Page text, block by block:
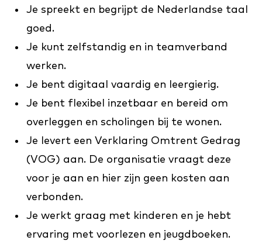
Je spreekt en begrijpt de Nederlandse taal
goed.
Je kunt zelfstandig en in teamverband
werken.
Je bent digitaal vaardig en leergierig.
Je bent flexibel inzetbaar en bereid om
overleggen en scholingen bij te wonen.
Je levert een Verklaring Omtrent Gedrag
(VOG) aan. De organisatie vraagt deze
voor je aan en hier zijn geen kosten aan
verbonden.
Je werkt graag met kinderen en je hebt
ervaring met voorlezen en jeugdboeken.